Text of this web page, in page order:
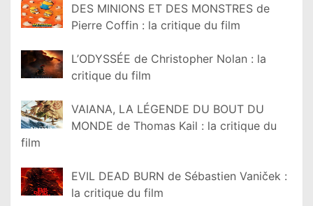
DES MINIONS ET DES MONSTRES de
Pierre Coffin : la critique du film
L’ODYSSÉE de Christopher Nolan : la
critique du film
VAIANA, LA LÉGENDE DU BOUT DU
MONDE de Thomas Kail : la critique du
film
EVIL DEAD BURN de Sébastien Vaniček :
la critique du film